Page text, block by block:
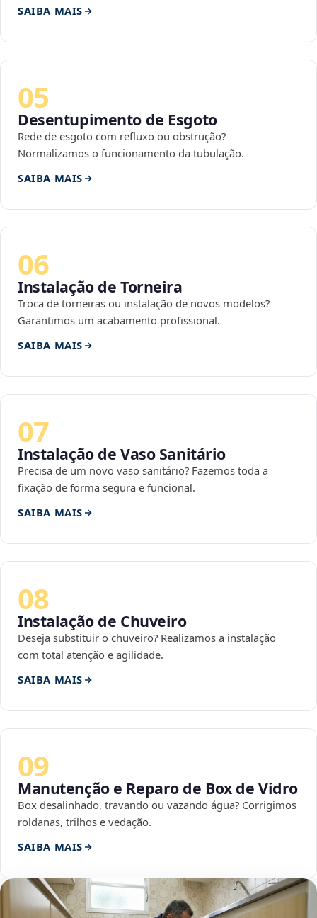
SAIBA MAIS
05
Desentupimento de Esgoto
Rede de esgoto com refluxo ou obstrução?
Normalizamos o funcionamento da tubulação.
SAIBA MAIS
06
Instalação de Torneira
Troca de torneiras ou instalação de novos modelos?
Garantimos um acabamento profissional.
SAIBA MAIS
07
Instalação de Vaso Sanitário
Precisa de um novo vaso sanitário? Fazemos toda a
fixação de forma segura e funcional.
SAIBA MAIS
08
Instalação de Chuveiro
Deseja substituir o chuveiro? Realizamos a instalação
com total atenção e agilidade.
SAIBA MAIS
09
Manutenção e Reparo de Box de Vidro
Box desalinhado, travando ou vazando água? Corrigimos
roldanas, trilhos e vedação.
SAIBA MAIS